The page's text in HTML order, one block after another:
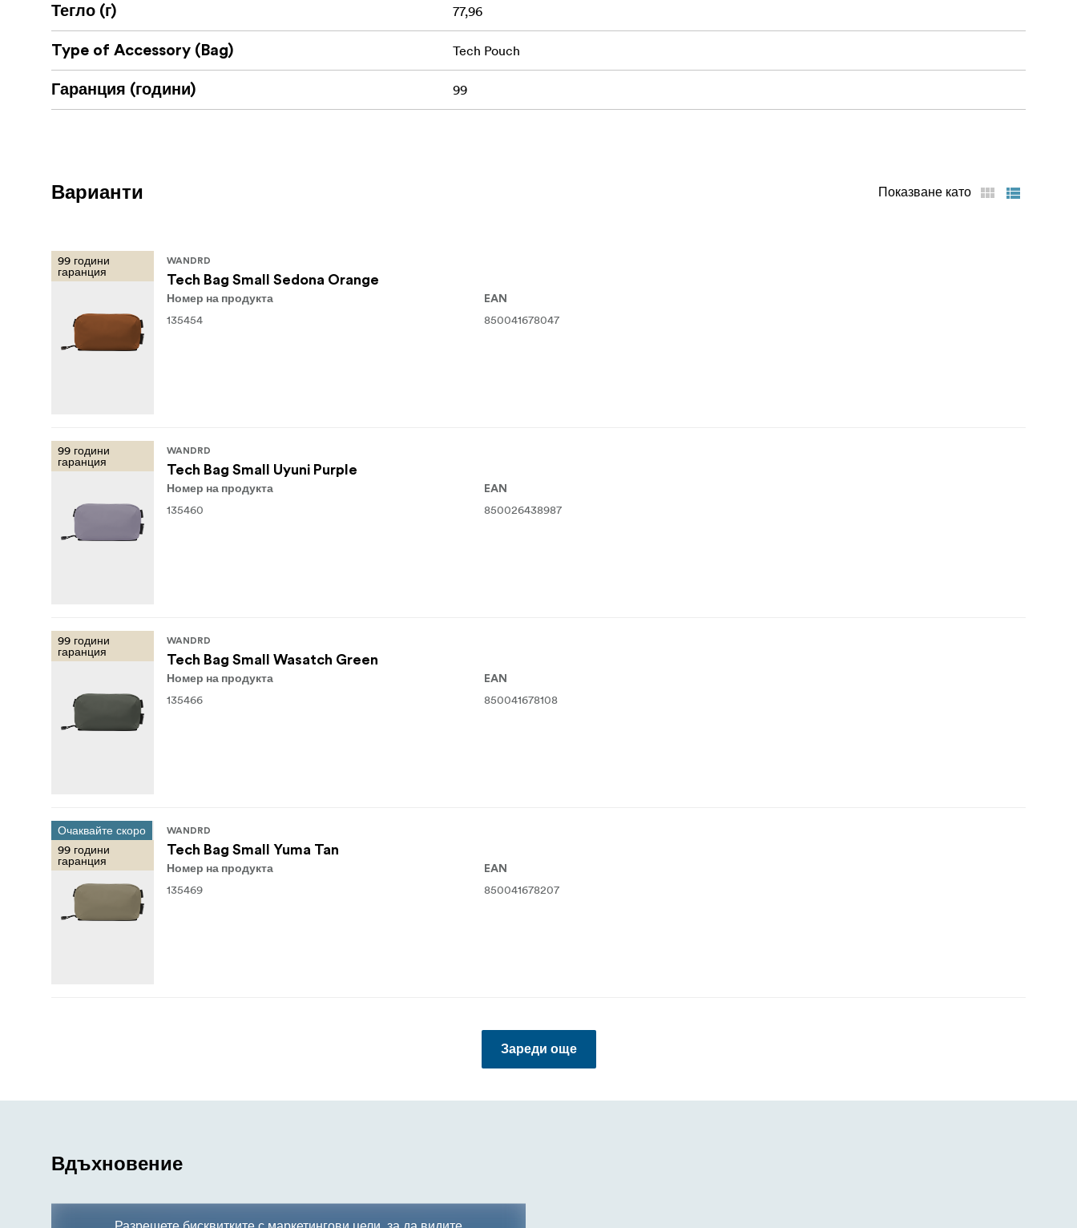
Тегло (г) 77,96
Type of Accessory (Bag) Tech Pouch
Гаранция (години) 99
Варианти Показване като
99 години
гаранция
WANDRD
Tech Bag Small Sedona Orange
Номер на продукта
135454
EAN
850041678047
99 години
гаранция
WANDRD
Tech Bag Small Uyuni Purple
Номер на продукта
135460
EAN
850026438987
99 години
гаранция
WANDRD
Tech Bag Small Wasatch Green
Номер на продукта
135466
EAN
850041678108
Очаквайте скоро
99 години
гаранция
WANDRD
Tech Bag Small Yuma Tan
Номер на продукта
135469
EAN
850041678207
Зареди още
Вдъхновение